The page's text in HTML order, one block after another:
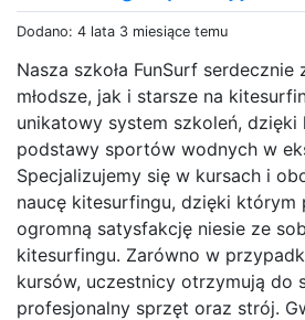
Dodano: 4 lata 3 miesiące temu
Nasza szkoła FunSurf
młodsze, jak i starsze na
unikatowy system szkoleń, dzięki
podstawy sportów wodnych w
Specjalizujemy się w kursach i
naucę kitesurfingu, dzięki którym
ogromną satysfakcję niesie ze
kitesurfingu. Zarówno w
kursów, uczestnicy otrzymują do
profesjonalny sprzęt oraz strój.